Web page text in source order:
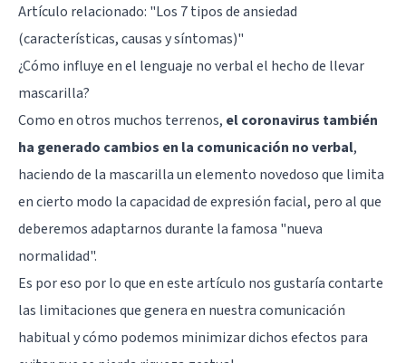
Artículo relacionado: "Los 7 tipos de ansiedad
(características, causas y síntomas)"
¿Cómo influye en el lenguaje no verbal el hecho de llevar
mascarilla?
Como en otros muchos terrenos, el coronavirus también
ha generado cambios en la comunicación no verbal,
haciendo de la mascarilla un elemento novedoso que limita
en cierto modo la capacidad de expresión facial, pero al que
deberemos adaptarnos durante la famosa "nueva
normalidad".
Es por eso por lo que en este artículo nos gustaría contarte
las limitaciones que genera en nuestra comunicación
habitual y cómo podemos minimizar dichos efectos para